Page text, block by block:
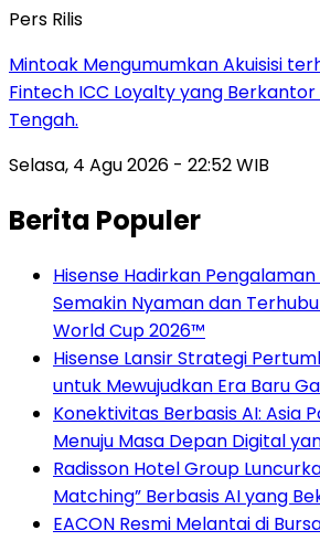
Pers Rilis
Mintoak Mengumumkan Akuisisi
Fintech ICC Loyalty yang Berkantor
Tengah.
Selasa, 4 Agu 2026 - 22:52 WIB
Berita Populer
Hisense Hadirkan
Semakin Nyaman dan
World Cup 2026™
Hisense Lansir Strategi
untuk Mewujudkan Era Baru
Konektivitas Berbasis AI: Asia
Menuju Masa Depan Digital
Radisson Hotel Group
Matching” Berbasis AI yang
EACON Resmi Melantai di